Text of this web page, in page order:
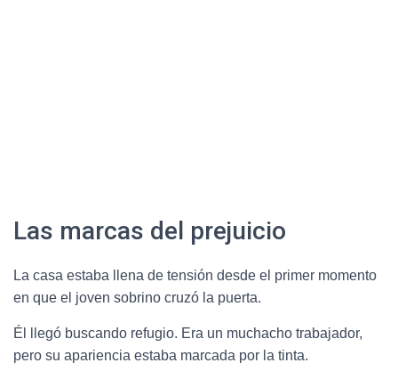
Las marcas del prejuicio
La casa estaba llena de tensión desde el primer momento
en que el joven sobrino cruzó la puerta.
Él llegó buscando refugio. Era un muchacho trabajador,
pero su apariencia estaba marcada por la tinta.